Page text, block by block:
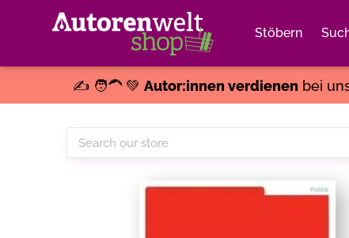
Stöbern
✍️ 🧑‍🦱 💚 Autor:innen verdienenbei
Search
our